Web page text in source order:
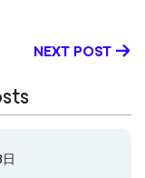
NEXT POST